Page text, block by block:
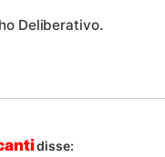
Deliberativo.
disse: